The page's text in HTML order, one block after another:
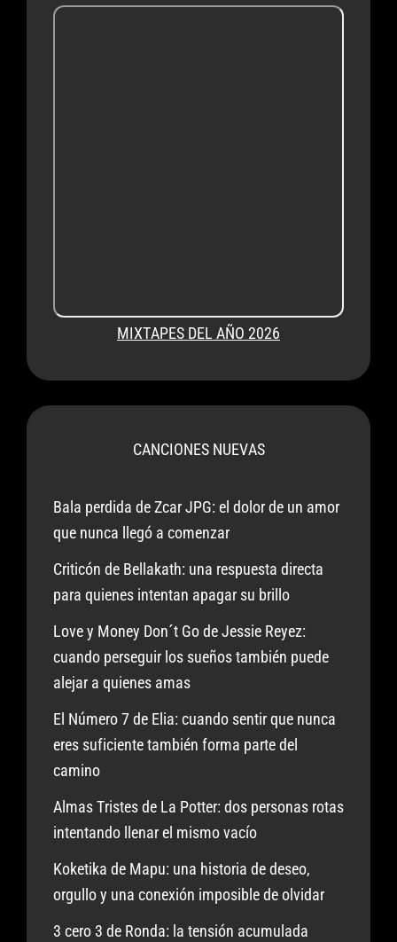
MIXTAPES DEL AÑO 2026
CANCIONES NUEVAS
Bala perdida de Zcar JPG: el dolor de un amor
que nunca llegó a comenzar
Criticón de Bellakath: una respuesta directa
para quienes intentan apagar su brillo
Love y Money Don´t Go de Jessie Reyez:
cuando perseguir los sueños también puede
alejar a quienes amas
El Número 7 de Elia: cuando sentir que nunca
eres suficiente también forma parte del
camino
Almas Tristes de La Potter: dos personas rotas
intentando llenar el mismo vacío
Koketika de Mapu: una historia de deseo,
orgullo y una conexión imposible de olvidar
3 cero 3 de Ronda: la tensión acumulada